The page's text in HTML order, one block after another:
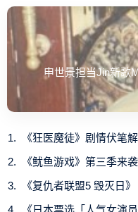
1
申世景担当Jin新歌
《狂医魔徒》剧情伏笔
《鱿鱼游戏》第三季来
《复仇者联盟5 毁灭日
《日本票选「人气女演